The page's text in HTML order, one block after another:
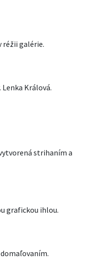
réžii galérie.
Králová.
strihaním a
grafickou ihlou.